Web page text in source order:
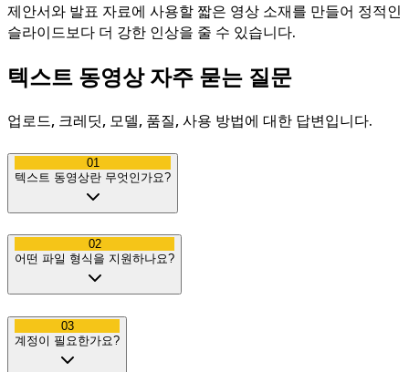
제안서와 발표 자료에 사용할 짧은 영상 소재를 만들어 정적인
슬라이드보다 더 강한 인상을 줄 수 있습니다.
텍스트 동영상 자주 묻는 질문
업로드, 크레딧, 모델, 품질, 사용 방법에 대한 답변입니다.
01
텍스트 동영상란 무엇인가요?
02
어떤 파일 형식을 지원하나요?
03
계정이 필요한가요?